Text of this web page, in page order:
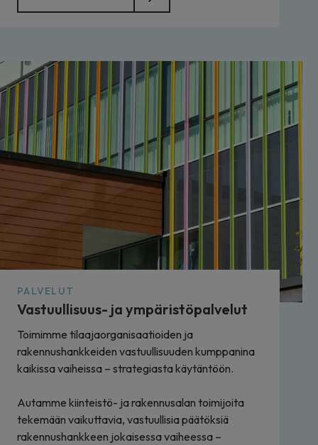
PALVELUT
Vastuullisuus- ja ympäristöpalvelut
Toimimme tilaajaorganisaatioiden ja
rakennushankkeiden vastuullisuuden kumppanina
kaikissa vaiheissa – strategiasta käytäntöön.
Autamme kiinteistö- ja rakennusalan toimijoita
tekemään vaikuttavia, vastuullisia päätöksiä
rakennushankkeen jokaisessa vaiheessa –